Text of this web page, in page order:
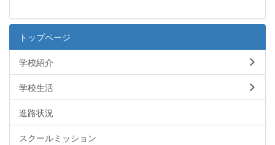
トップページ
学校紹介
学校生活
進路状況
スクールミッション